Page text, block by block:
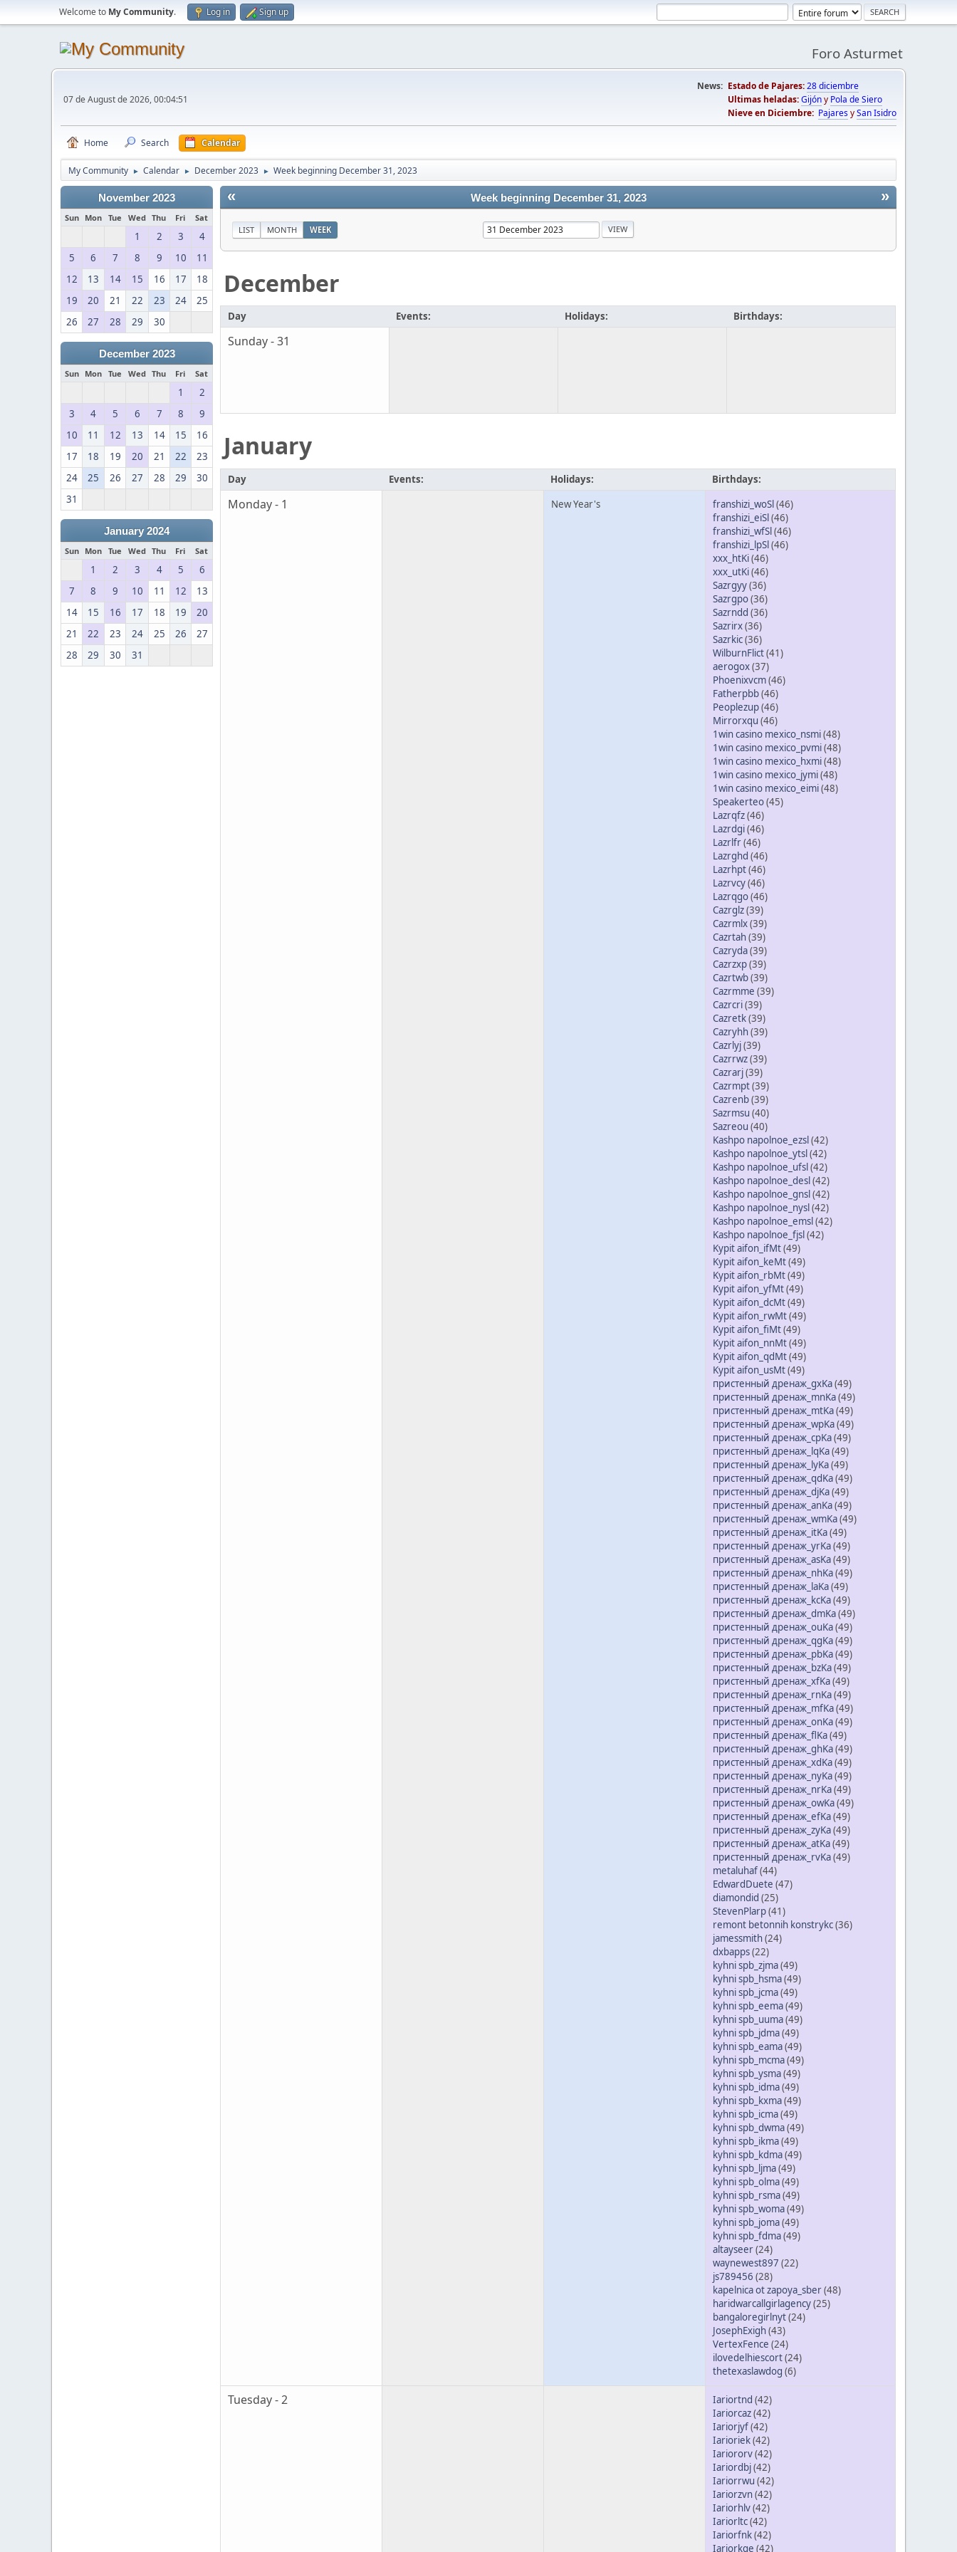
Welcome to My Community. Log in Sign up
Foro Asturmet
07 de August de 2026, 00:04:51
News: Estado de Pajares:28 diciembre
Ultimas heladas:Gijóny Pola de Siero
Nieve en Diciembre: PajaresySan Isidro
Home Search Calendar
My Community ► Calendar ► December 2023 ► Week beginning December 31, 2023
November 2023
Sun Mon Tue Wed Thu Fri Sat
1 2 3
4
5
6 7 8 9 10
11
12
13 14 15 16 17
18
19
20 21 22 23 24
25
26
27 28 29 30
December 2023
Sun Mon Tue Wed Thu Fri Sat
1
2
3
4 5 6 7 8
9
10
11 12 13 14 15
16
17
18 19 20 21 22
23
24
25 26 27 28 29
30
31
January 2024
Sun Mon Tue Wed Thu Fri Sat
1 2 3 4 5
6
7
8 9 10 11 12
13
14
15 16 17 18 19
20
21
22 23 24 25 26
27
28
29 30 31
« »
Week beginning December 31, 2023
LIST MONTH WEEK
December
Day Events: Holidays: Birthdays:
Sunday - 31
January
Day Events: Holidays: Birthdays:
Monday - 1 New Year's franshizi_woSl(46)
franshizi_eiSl(46)
franshizi_wfSl(46)
franshizi_lpSl(46)
xxx_htKi(46)
xxx_utKi(46)
Sazrgyy(36)
Sazrgpo(36)
Sazrndd (36)
Sazrirx(36)
Sazrkic(36)
WilburnFlict(41)
aerogox(37)
Phoenixvcm(46)
Fatherpbb(46)
Peoplezup(46)
Mirrorxqu (46)
1win casino mexico_nsmi(48)
1win casino mexico_pvmi(48)
1win casino mexico_hxmi(48)
1win casino mexico_jymi(48)
1win casino mexico_eimi(48)
Speakerteo(45)
Lazrqfz(46)
Lazrdgi(46)
Lazrlfr(46)
Lazrghd (46)
Lazrhpt(46)
Lazrvcy(46)
Lazrqgo(46)
Cazrglz(39)
Cazrmlx(39)
Cazrtah(39)
Cazryda(39)
Cazrzxp(39)
Cazrtwb(39)
Cazrmme (39)
Cazrcri(39)
Cazretk(39)
Cazryhh(39)
Cazrlyj(39)
Cazrrwz(39)
Cazrarj(39)
Cazrmpt(39)
Cazrenb(39)
Sazrmsu (40)
Sazreou (40)
Kashpo napolnoe_ezsl(42)
Kashpo napolnoe_ytsl(42)
Kashpo napolnoe_ufsl(42)
Kashpo napolnoe_desl(42)
Kashpo napolnoe_gnsl(42)
Kashpo napolnoe_nysl(42)
Kashpo napolnoe_emsl(42)
Kashpo napolnoe_fjsl(42)
Kypit aifon_ifMt(49)
Kypit aifon_keMt(49)
Kypit aifon_rbMt(49)
Kypit aifon_yfMt(49)
Kypit aifon_dcMt(49)
Kypit aifon_rwMt(49)
Kypit aifon_fiMt(49)
Kypit aifon_nnMt(49)
Kypit aifon_qdMt(49)
Kypit aifon_usMt(49)
пристенный дренаж_gxKa(49)
пристенный дренаж_mnKa(49)
пристенный дренаж_mtKa(49)
пристенный дренаж_wpKa(49)
пристенный дренаж_cpKa(49)
пристенный дренаж_lqKa(49)
пристенный дренаж_lyKa(49)
пристенный дренаж_qdKa(49)
пристенный дренаж_djKa(49)
пристенный дренаж_anKa(49)
пристенный дренаж_wmKa(49)
пристенный дренаж_itKa(49)
пристенный дренаж_yrKa(49)
пристенный дренаж_asKa(49)
пристенный дренаж_nhKa(49)
пристенный дренаж_laKa(49)
пристенный дренаж_kcKa(49)
пристенный дренаж_dmKa(49)
пристенный дренаж_ouKa(49)
пристенный дренаж_qgKa(49)
пристенный дренаж_pbKa(49)
пристенный дренаж_bzKa(49)
пристенный дренаж_xfKa(49)
пристенный дренаж_rnKa(49)
пристенный дренаж_mfKa(49)
пристенный дренаж_onKa(49)
пристенный дренаж_flKa(49)
пристенный дренаж_ghKa(49)
пристенный дренаж_xdKa(49)
пристенный дренаж_nyKa(49)
пристенный дренаж_nrKa(49)
пристенный дренаж_owKa(49)
пристенный дренаж_efKa(49)
пристенный дренаж_zyKa(49)
пристенный дренаж_atKa(49)
пристенный дренаж_rvKa(49)
metaluhaf(44)
EdwardDuete (47)
diamondid (25)
StevenPlarp(41)
remont betonnih konstrykc(36)
jamessmith(24)
dxbapps(22)
kyhni spb_zjma(49)
kyhni spb_hsma(49)
kyhni spb_jcma(49)
kyhni spb_eema(49)
kyhni spb_uuma(49)
kyhni spb_jdma(49)
kyhni spb_eama(49)
kyhni spb_mcma(49)
kyhni spb_ysma(49)
kyhni spb_idma(49)
kyhni spb_kxma(49)
kyhni spb_icma(49)
kyhni spb_dwma(49)
kyhni spb_ikma(49)
kyhni spb_kdma(49)
kyhni spb_ljma(49)
kyhni spb_olma(49)
kyhni spb_rsma(49)
kyhni spb_woma(49)
kyhni spb_joma(49)
kyhni spb_fdma(49)
altayseer(24)
waynewest897 (22)
js789456 (28)
kapelnica ot zapoya_sber(48)
haridwarcallgirlagency(25)
bangaloregirlnyt(24)
JosephExigh(43)
VertexFence (24)
ilovedelhiescort(24)
thetexaslawdog (6)
Tuesday - 2 Iariortnd (42)
Iariorcaz(42)
Iariorjyf(42)
Iarioriek(42)
Iariororv(42)
Iariordbj(42)
Iariorrwu (42)
Iariorzvn(42)
Iariorhlv(42)
Iariorltc(42)
Iariorfnk(42)
Iariorkge (42)